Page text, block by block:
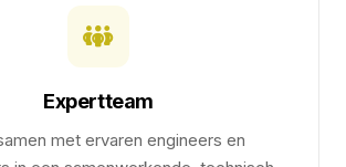
Expertteam
met ervaren engineers en